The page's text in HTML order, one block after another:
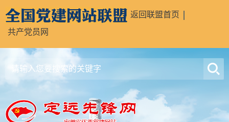
返回联盟首页
共产党员网